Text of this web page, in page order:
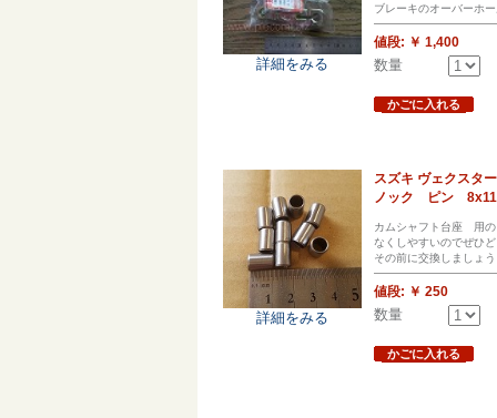
詳細をみる
ブレーキのオーバーホ
値段: ￥ 1,400
数量
かごに入れる
詳細をみる
スズキ ヴェクス
ノック ピン 8x11
カムシャフト台座 用
なくしやすいのでぜひ
その前に交換しましょ
値段: ￥ 250
数量
かごに入れる